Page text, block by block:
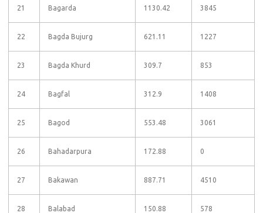
21 Bagarda 1130.42 3845
22 Bagda Bujurg 621.11 1227
23 Bagda Khurd 309.7 853
24 Bagfal 312.9 1408
25 Bagod 553.48 3061
26 Bahadarpura 172.88 0
27 Bakawan 887.71 4510
28 Balabad 150.88 578